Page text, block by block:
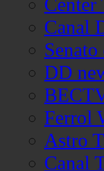
Center
Canal
DD
Ferrol
Astro
Canal